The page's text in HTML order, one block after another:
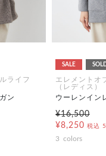
ライフ
ン
SALE
エレメントオ
（レディス）
ウーレンイン
¥16,500
¥8,250 税込
3 colors